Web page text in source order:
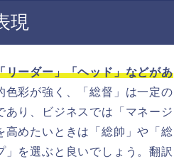
現
リーダー」「ヘッド」などがあ
色彩が強く、「総督」は一定の
り、ビジネスでは「マネージ
めたいときは「総帥」や「総
を選ぶと良いでしょう。翻訳